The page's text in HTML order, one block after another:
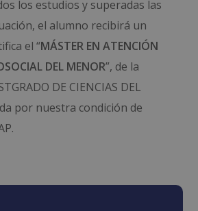
los estudios y superadas las
el alumno recibirá un
el “MÁSTER EN ATENCIÓN
DEL MENOR”, de la
DE CIENCIAS DEL
por nuestra condición de